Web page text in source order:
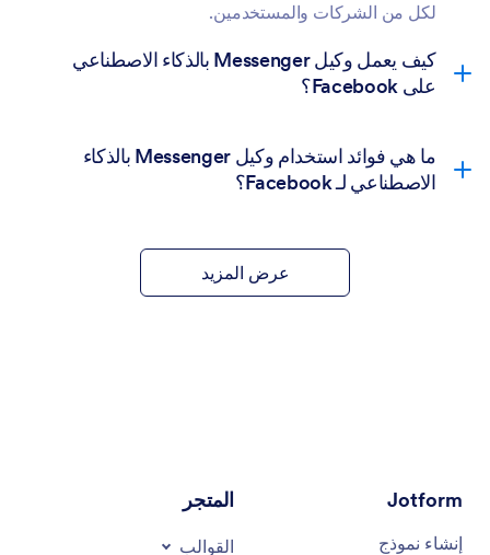
لكل من الشركات والمستخدمين.
كيف يعمل وكيل Messenger بالذكاء الاصطناعي
على Facebook؟
ما هي فوائد استخدام وكيل Messenger بالذكاء
الاصطناعي لـ Facebook؟
التوفر على مدار الساعة:الرد على العملاء في أي وقت
وقت واحد.
عرض المزيد
Jotform
إنشاء نموذج
المتجر
القوالب